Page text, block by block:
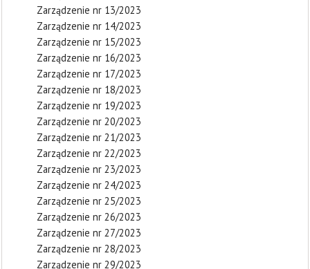
Zarządzenie nr 13/2023
Zarządzenie nr 14/2023
Zarządzenie nr 15/2023
Zarządzenie nr 16/2023
Zarządzenie nr 17/2023
Zarządzenie nr 18/2023
Zarządzenie nr 19/2023
Zarządzenie nr 20/2023
Zarządzenie nr 21/2023
Zarządzenie nr 22/2023
Zarządzenie nr 23/2023
Zarządzenie nr 24/2023
Zarządzenie nr 25/2023
Zarządzenie nr 26/2023
Zarządzenie nr 27/2023
Zarządzenie nr 28/2023
Zarządzenie nr 29/2023